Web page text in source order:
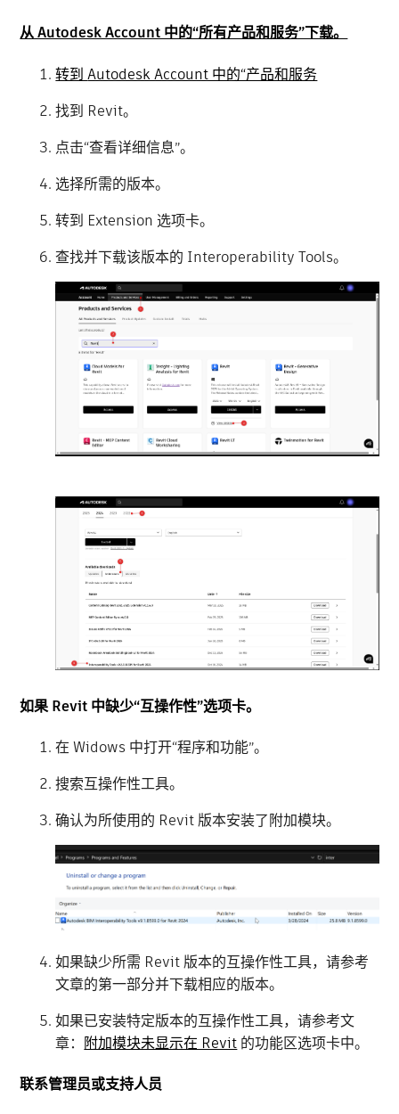
从 Autodesk Account 中的“所有产品和服务”下载。
转到Autodesk Account 中的“产品和服务
找到 Revit。
点击“查看详细信息”。
选择所需的版本。
转到 Extension 选项卡。
查找并下载该版本的 Interoperability Tools。
如果 Revit 中缺少“互操作性”选项卡。
在 Widows 中打开“程序和功能”。
搜索互操作性工具。
确认为所使用的 Revit 版本安装了附加模块。
如果缺少所需 Revit 版本的互操作性工具，请参考
文章的第一部分并下载相应的版本。
如果已安装特定版本的互操作性工具，请参考文
章： 附加模块未显示在 Revit 的功能区选项卡中。
联系管理员或支持人员